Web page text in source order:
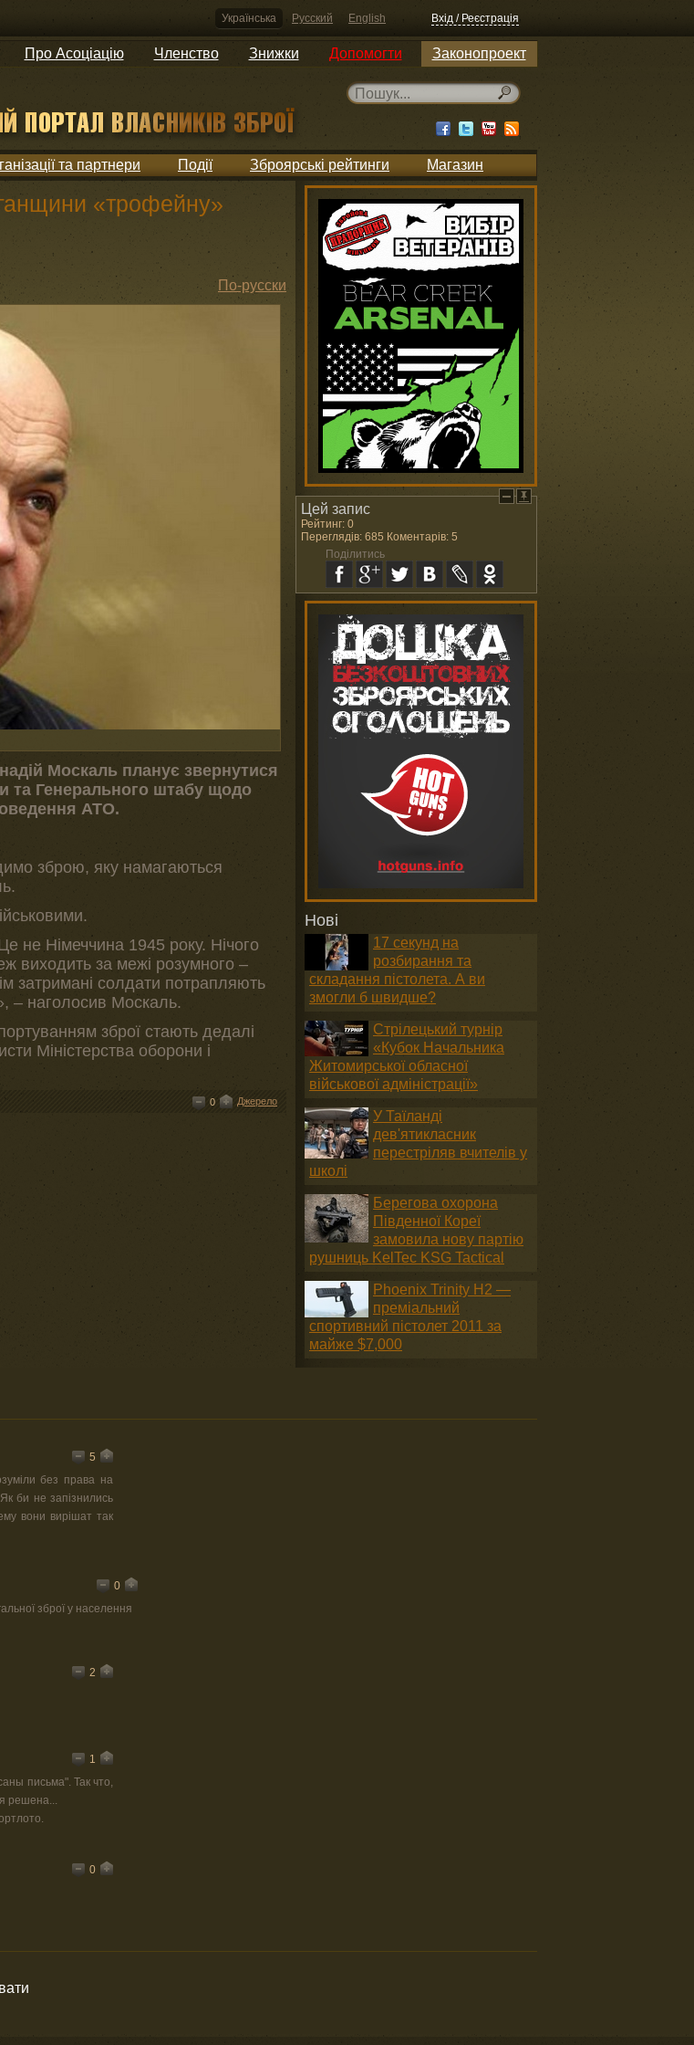
Українська Русский English Вхід / Реєстрація
Про Асоціацію Членство Знижки Допомогти Законопроект
та партнери Події Зброярські рейтинги Магазин
«трофейну»
По-русски
Москаль планує звернутися
та Генерального штабу щодо
АТО.
зброю, яку намагаються
не Німеччина 1945 року. Нічого
виходить за межі розумного –
затримані солдати потрапляють
– наголосив Москаль.
зброї стають дедалі
Міністерства оборони і
Джерело
0
Нові
17 секунд на
розбирання та
складання пістолета. А ви
змогли б швидше?
Стрілецький турнір
«Кубок Начальника
Житомирської обласної
військової адміністрації»
У Таїланді
дев'ятикласник
перестріляв вчителів у
школі
Берегова охорона
Південної Кореї
замовила нову партію
рушниць KelTec KSG Tactical
Phoenix Trinity H2 —
преміальний
спортивний пістолет 2011 за
майже $7,000
Цей запис
Рейтинг: 0
Переглядів: 685 Коментарів: 5
Поділитись
5
без права на
би не запізнились
вони вирішат так
0
зброї у населення
2
1
письма". Так что,
решена...
0